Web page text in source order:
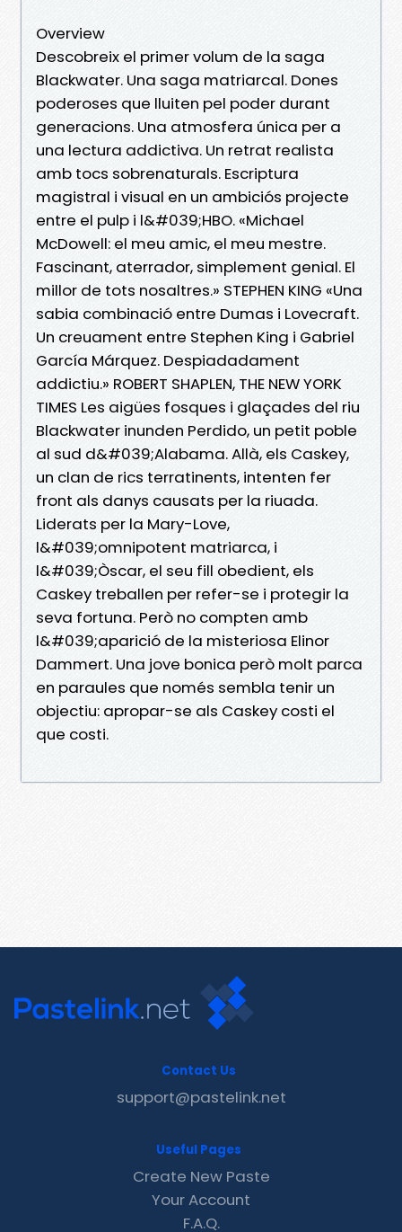
Overview
Descobreix el primer volum de la saga
Blackwater. Una saga matriarcal. Dones
poderoses que lluiten pel poder durant
generacions. Una atmosfera única per a
una lectura addictiva. Un retrat realista
amb tocs sobrenaturals. Escriptura
magistral i visual en un ambiciós projecte
entre el pulp i l&#039;HBO. «Michael
McDowell: el meu amic, el meu mestre.
Fascinant, aterrador, simplement genial. El
millor de tots nosaltres.» STEPHEN KING «Una
sabia combinació entre Dumas i Lovecraft.
Un creuament entre Stephen King i Gabriel
García Márquez. Despiadadament
addictiu.» ROBERT SHAPLEN, THE NEW YORK
TIMES Les aigües fosques i glaçades del riu
Blackwater inunden Perdido, un petit poble
al sud d&#039;Alabama. Allà, els Caskey,
un clan de rics terratinents, intenten fer
front als danys causats per la riuada.
Liderats per la Mary-Love,
l&#039;omnipotent matriarca, i
l&#039;Òscar, el seu fill obedient, els
Caskey treballen per refer-se i protegir la
seva fortuna. Però no compten amb
l&#039;aparició de la misteriosa Elinor
Dammert. Una jove bonica però molt parca
en paraules que només sembla tenir un
objectiu: apropar-se als Caskey costi el
que costi.
Contact Us
support@pastelink.net
Useful Pages
Create New Paste
Your Account
F.A.Q.